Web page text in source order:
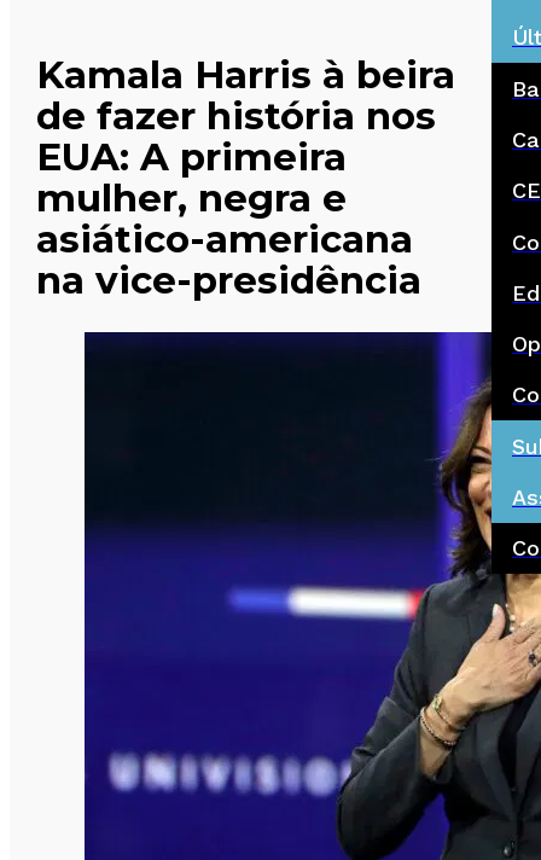
Kamala Harris à beira
de fazer história nos
EUA: A primeira
mulher, negra e
asiático-americana
na vice-presidência